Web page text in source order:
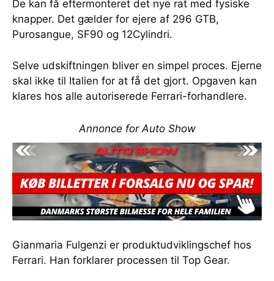
De kan få eftermonteret det nye rat med fysiske
knapper. Det gælder for ejere af 296 GTB,
Purosangue, SF90 og 12Cylindri.
Selve udskiftningen bliver en simpel proces. Ejerne
skal ikke til Italien for at få det gjort. Opgaven kan
klares hos alle autoriserede Ferrari-forhandlere.
Annonce for Auto Show
Gianmaria Fulgenzi er produktudviklingschef hos
Ferrari. Han forklarer processen til Top Gear.